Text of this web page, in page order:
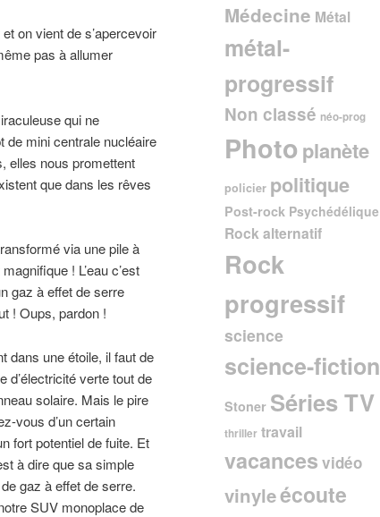
on vient de s’apercevoir
pas à allumer
qui ne
de mini centrale nucléaire
elles nous promettent
que dans les rêves
via une pile à
! L’eau c’est
gaz à effet de serre
! Oups, pardon !
dans une étoile, il faut de
d’électricité verte tout de
solaire. Mais le pire
vous d’un certain
fort potentiel de fuite. Et
à dire que sa simple
gaz à effet de serre.
SUV monoplace de
Médecine Métal
métal-
progressif
Non classé néo-prog
Photo planète
policier politique
Post-rock Psychédélique
Rock alternatif
Rock
progressif
science
science-fiction
Stoner Séries TV
thriller travail
vacances vidéo
vinyleécoute